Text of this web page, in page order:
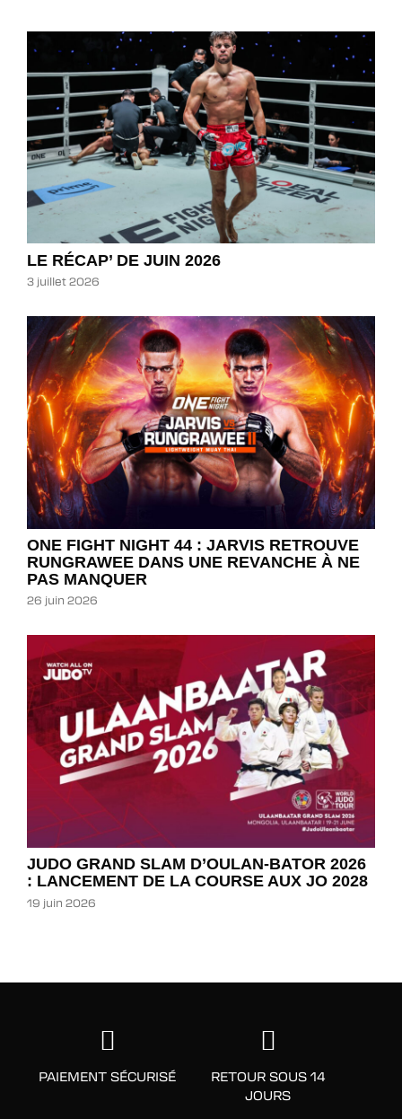
LE RÉCAP’ DE JUIN 2026
3 juillet 2026
ONE FIGHT NIGHT 44 : JARVIS RETROUVE
RUNGRAWEE DANS UNE REVANCHE À NE
PAS MANQUER
26 juin 2026
JUDO GRAND SLAM D’OULAN-BATOR 2026
: LANCEMENT DE LA COURSE AUX JO 2028
19 juin 2026
PAIEMENT SÉCURISÉ
RETOUR SOUS 14
JOURS